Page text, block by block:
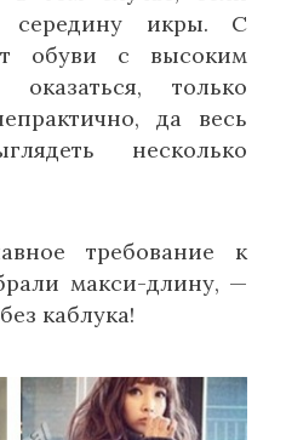
середину икры. С
обуви с высоким
только
да весь
несколько
требование к
макси-длину, —
каблука!